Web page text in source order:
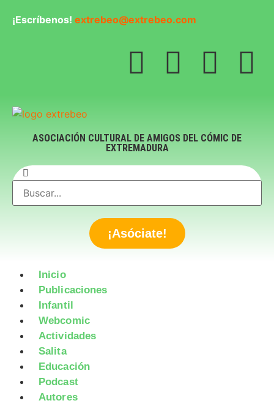
¡Escríbenos! extrebeo@extrebeo.com
ASOCIACIÓN CULTURAL DE AMIGOS DEL CÓMIC DE
EXTREMADURA
¡Asóciate!
Inicio
Publicaciones
Infantil
Webcomic
Actividades
Salita
Educación
Podcast
Autores